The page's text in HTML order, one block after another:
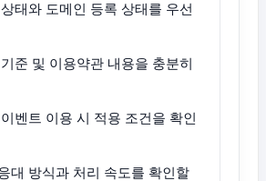
태와 도메인 등록 상태를 우선
준 및 이용약관 내용을 충분히
벤트 이용 시 적용 조건을 확인
대 방식과 처리 속도를 확인할